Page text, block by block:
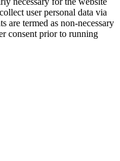
user personal data via
are termed as non-necessary
consent prior to running